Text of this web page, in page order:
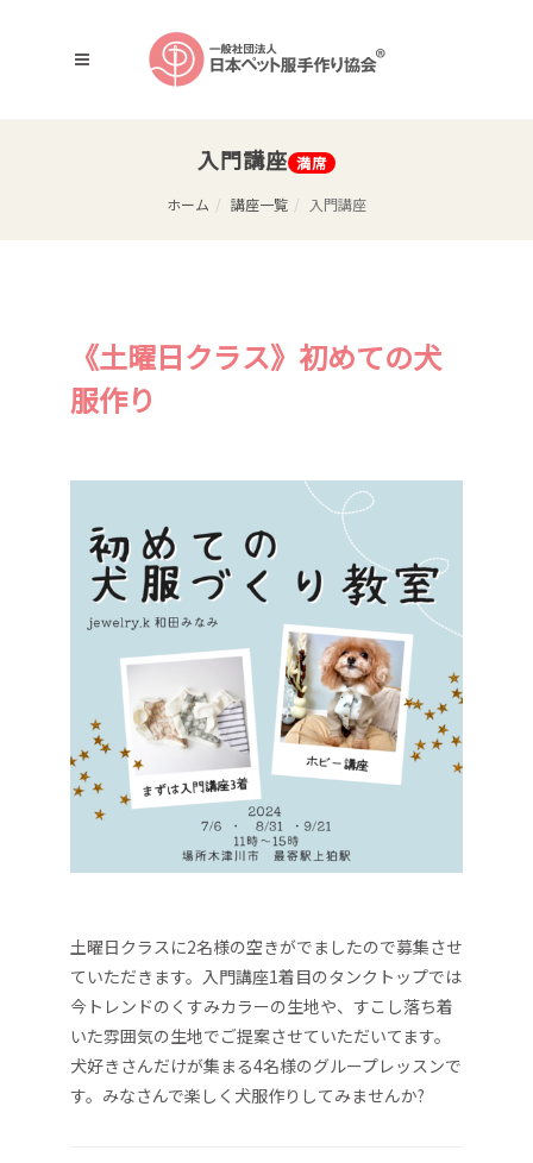
入門講座 満席
ホーム 講座一覧 入門講座
《土曜日クラス》初めての犬
服作り
土曜日クラスに2名様の空きがでましたので募集させ
ていただきます。入門講座1着目のタンクトップでは
今トレンドのくすみカラーの生地や、すこし落ち着
いた雰囲気の生地でご提案させていただいてます。
犬好きさんだけが集まる4名様のグループレッスンで
す。みなさんで楽しく犬服作りしてみませんか?